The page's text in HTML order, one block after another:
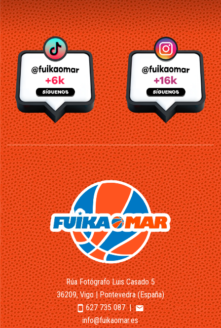
Rúa Fotógrafo Luis Casado 5
36209, Vigo | Pontevedra (España)
smartphone627 735 087|email
info@fuikaomar.es